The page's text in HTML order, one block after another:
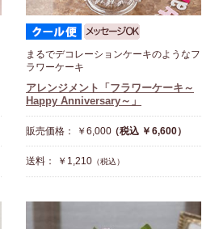
まるでデコレーションケーキのようなフ
ラワーケーキ
アレンジメント「フラワーケーキ～
Happy Anniversary～」
販売価格： ￥6,000（税込 ￥6,600）
送料： ￥1,210 （税込）